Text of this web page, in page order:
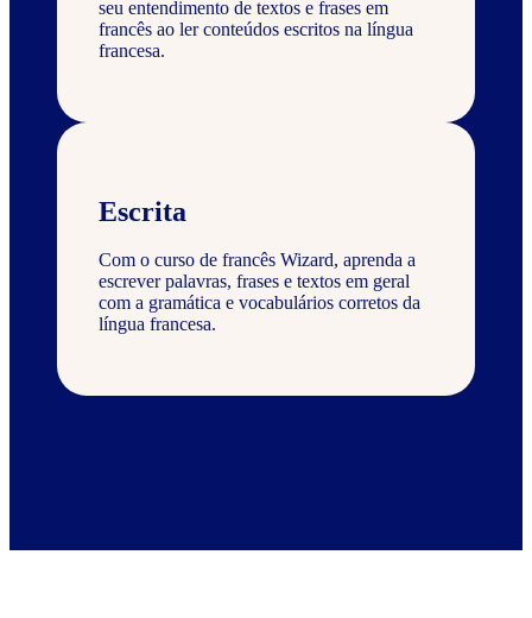
seu entendimento de textos e frases em
francês ao ler conteúdos escritos na língua
francesa.
Escrita
Com o curso de francês Wizard, aprenda a
escrever palavras, frases e textos em geral
com a gramática e vocabulários corretos da
língua francesa.